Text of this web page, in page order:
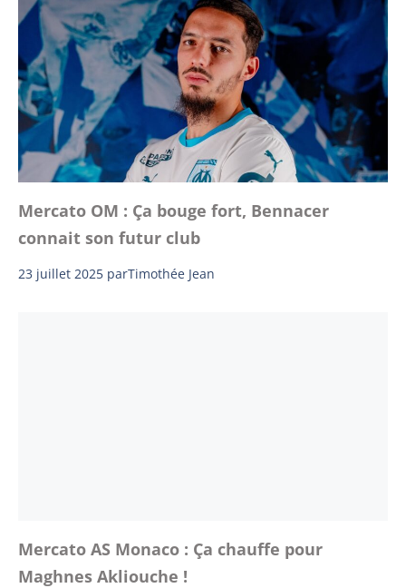
Mercato OM : Ça bouge fort, Bennacer
connait son futur club
23 juillet 2025 parTimothée Jean
Mercato AS Monaco : Ça chauffe pour
Maghnes Akliouche !